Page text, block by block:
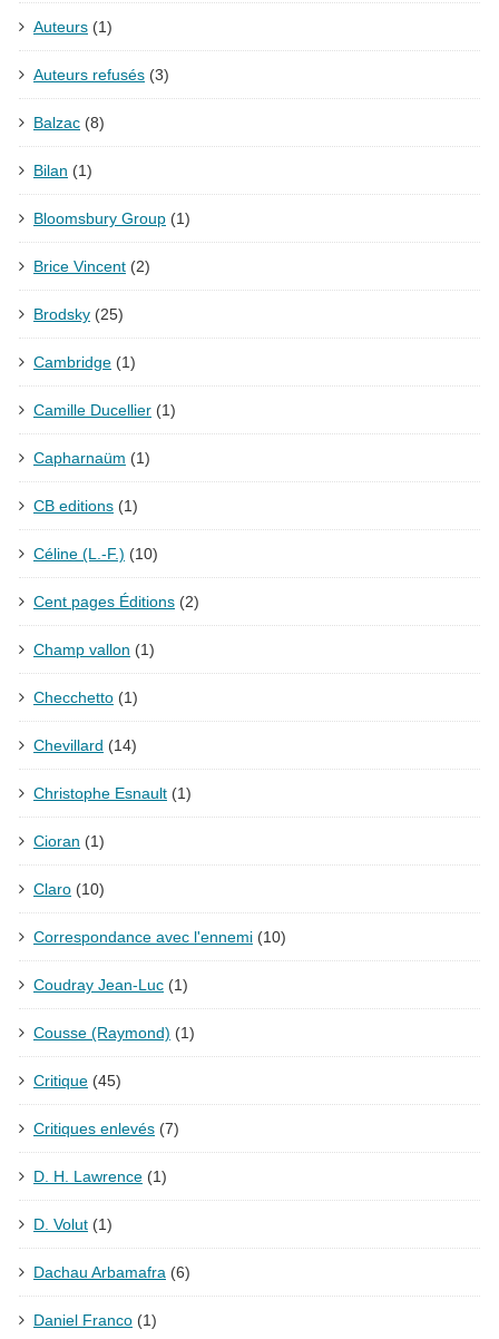
Auteurs (1)
Auteurs refusés (3)
Balzac (8)
Bilan (1)
Bloomsbury Group (1)
Brice Vincent (2)
Brodsky (25)
Cambridge (1)
Camille Ducellier (1)
Capharnaüm (1)
CB editions (1)
Céline (L.-F.) (10)
Cent pages Éditions (2)
Champ vallon (1)
Checchetto (1)
Chevillard (14)
Christophe Esnault (1)
Cioran (1)
Claro (10)
Correspondance avec l'ennemi (10)
Coudray Jean-Luc (1)
Cousse (Raymond) (1)
Critique (45)
Critiques enlevés (7)
D. H. Lawrence (1)
D. Volut (1)
Dachau Arbamafra (6)
Daniel Franco (1)